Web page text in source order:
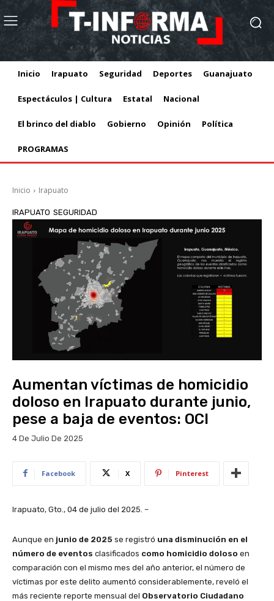
Inicio Irapuato Seguridad Deportes Guanajuato
Espectáculos | Cultura Estatal Nacional
El brinco del diablo Gobierno Opinión Política
PROGRAMAS
Inicio Irapuato
IRAPUATO SEGURIDAD
Aumentan víctimas de homicidio
doloso en Irapuato durante junio,
pese a baja de eventos: OCI
4 De Julio De 2025
Facebook X Pinterest
Irapuato, Gto., 04 de julio del 2025. –
Aunque en junio de 2025 se registró una disminución en el
número de eventos clasificados como homicidio doloso en
comparación con el mismo mes del año anterior, el número de
víctimas por este delito aumentó considerablemente, reveló el
más reciente reporte mensual del Observatorio Ciudadano